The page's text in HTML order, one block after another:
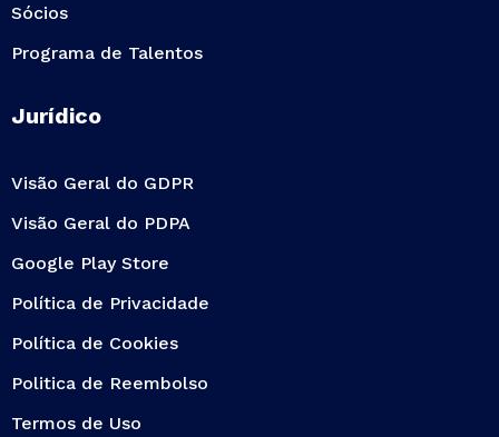
Sócios
Programa de Talentos
Jurídico
Visão Geral do GDPR
Visão Geral do PDPA
Google Play Store
Política de Privacidade
Política de Cookies
Politica de Reembolso
Termos de Uso